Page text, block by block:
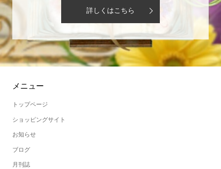
詳しくはこちら
メニュー
トップページ
ショッピングサイト
お知らせ
ブログ
月刊誌